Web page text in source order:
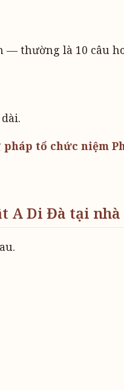
thường là 10 câu
tổ chức niệm
A Di Đà tại nhà